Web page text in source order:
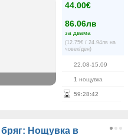
44.00€
86.06лв
за двама
(12.75€ / 24.94лв на
човек/ден)
22.08-15.09
1 нощувка
59:28:42
Нощувка в